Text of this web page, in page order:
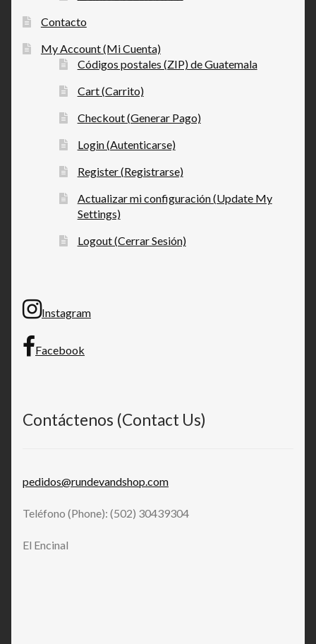
Contacto
My Account (Mi Cuenta)
Códigos postales (ZIP) de Guatemala
Cart (Carrito)
Checkout (Generar Pago)
Login (Autenticarse)
Register (Registrarse)
Actualizar mi configuración (Update My
Settings)
Logout (Cerrar Sesión)
Instagram
Facebook
Contáctenos (Contact Us)
pedidos@rundevandshop.com
Teléfono (Phone): (502) 30439304
El Encinal